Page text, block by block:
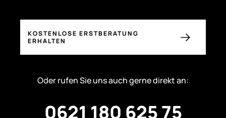
KOSTENLOSE ERSTBERATUNG
ERHALTEN
Oder rufen Sie uns auch gerne direkt an:
0621 180 625 75